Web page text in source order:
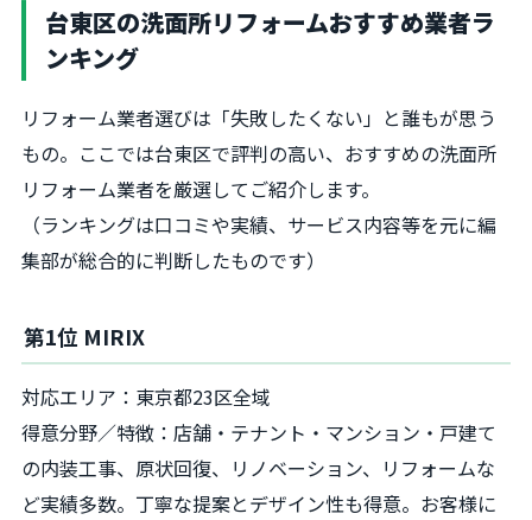
台東区の洗面所リフォームおすすめ業者ラ
ンキング
リフォーム業者選びは「失敗したくない」と誰もが思う
もの。ここでは台東区で評判の高い、おすすめの洗面所
リフォーム業者を厳選してご紹介します。
（ランキングは口コミや実績、サービス内容等を元に編
集部が総合的に判断したものです）
第1位 MIRIX
対応エリア：東京都23区全域
得意分野／特徴：店舗・テナント・マンション・戸建て
の内装工事、原状回復、リノベーション、リフォームな
ど実績多数。丁寧な提案とデザイン性も得意。お客様に